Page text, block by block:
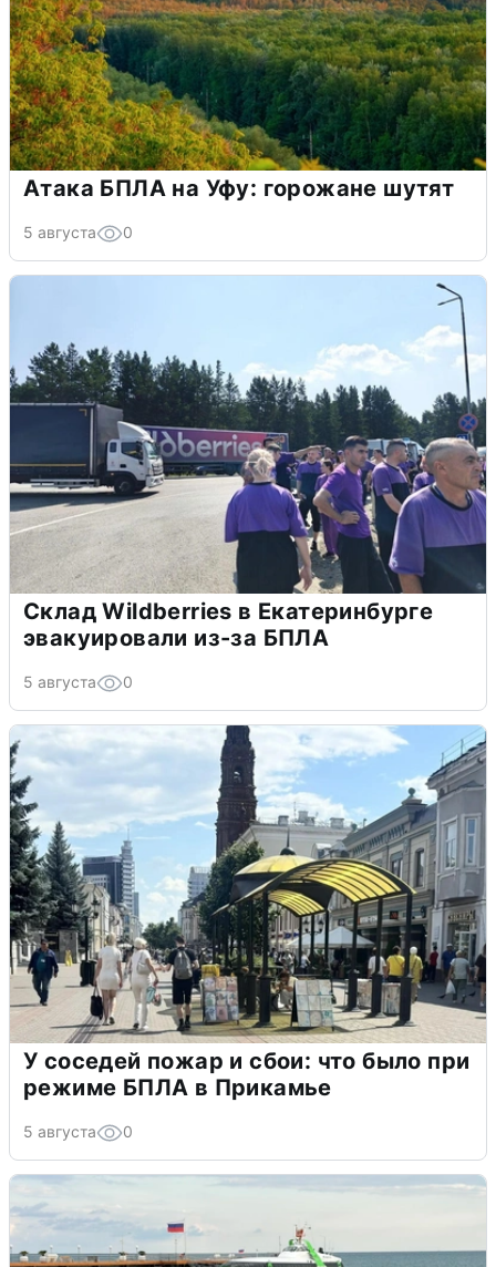
Атака БПЛА на Уфу: горожане шутят
5 августа 0
Склад Wildberries в Екатеринбурге
эвакуировали из-за БПЛА
5 августа 0
У соседей пожар и сбои: что было при
режиме БПЛА в Прикамье
5 августа 0